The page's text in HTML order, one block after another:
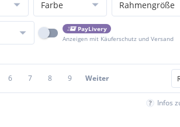
Farbe Rahmengröße
PayLivery
Anzeigen mit Käuferschutz und Versand
6 7 8 9 Weiter
Infos